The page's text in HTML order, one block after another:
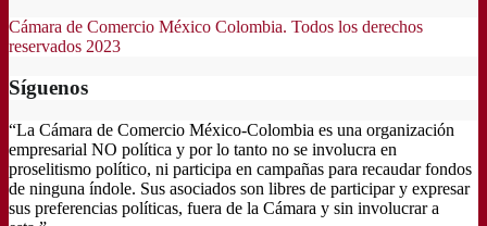
Cámara de Comercio México Colombia. Todos los derechos
reservados 2023
Síguenos
“La Cámara de Comercio México-Colombia es una organización
empresarial NO política y por lo tanto no se involucra en
proselitismo político, ni participa en campañas para recaudar fondos
de ninguna índole. Sus asociados son libres de participar y expresar
sus preferencias políticas, fuera de la Cámara y sin involucrar a